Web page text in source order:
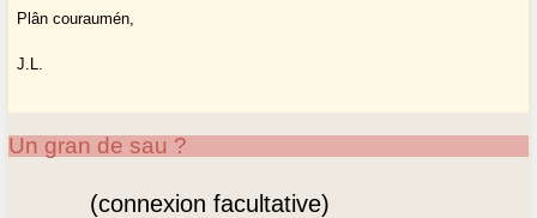
Plân couraumén,
J.L.
Un gran de sau ?
(connexion facultative)